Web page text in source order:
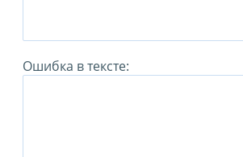
Ошибка в тексте: